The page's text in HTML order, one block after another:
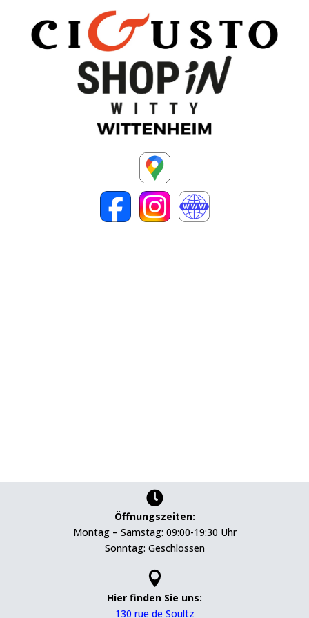

Öffnungszeiten:
Montag – Samstag: 09:00-19:30 Uhr
Sonntag: Geschlossen

Hier finden Sie uns:
130 rue de Soultz